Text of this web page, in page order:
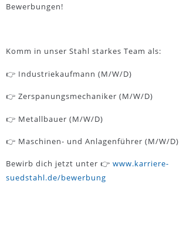
Bewerbungen!
Komm in unser Stahl starkes Team als:
👉 Industriekaufmann (M/W/D)
👉 Zerspanungsmechaniker (M/W/D)
👉 Metallbauer (M/W/D)
👉 Maschinen- und Anlagenführer (M/W/D)
Bewirb dich jetzt unter 👉 www.karriere-
suedstahl.de/bewerbung